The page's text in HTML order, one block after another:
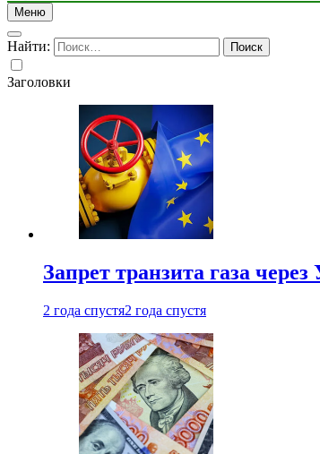
Меню
Найти:
Заголовки
Запрет транзита газа
2 года спустя2 года спустя